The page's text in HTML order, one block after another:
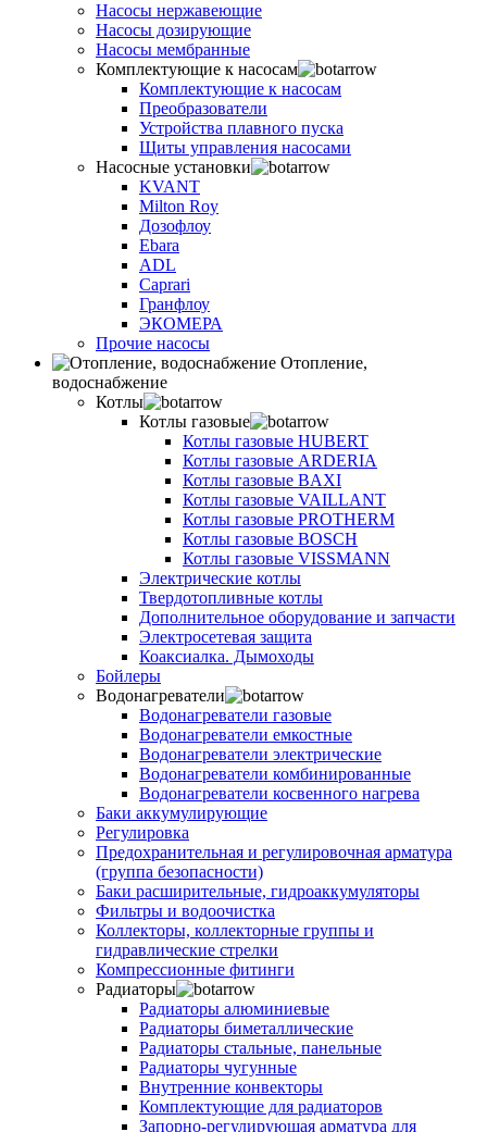
Насосы нержавеющие
Насосы дозирующие
Насосы мембранные
Комплектующие к насосам
Комплектующие к насосам
Преобразователи
Устройства плавного пуска
Щиты управления насосами
Насосные установки
KVANT
Milton Roy
Дозофлоу
Ebara
ADL
Caprari
Гранфлоу
ЭКОМЕРА
Прочие насосы
Отопление,
водоснабжение
Котлы
Котлы газовые
Котлы газовые HUBERT
Котлы газовые ARDERIA
Котлы газовые BAXI
Котлы газовые VAILLANT
Котлы газовые PROTHERM
Котлы газовые BOSCH
Котлы газовые VISSMANN
Электрические котлы
Твердотопливные котлы
Дополнительное оборудование и запчасти
Электросетевая защита
Коаксиалка. Дымоходы
Бойлеры
Водонагреватели
Водонагреватели газовые
Водонагреватели емкостные
Водонагреватели электрические
Водонагреватели комбинированные
Водонагреватели косвенного нагрева
Баки аккумулирующие
Регулировка
Предохранительная и регулировочная арматура
(группа безопасности)
Баки расширительные, гидроаккумуляторы
Фильтры и водоочистка
Коллекторы, коллекторные группы и
гидравлические стрелки
Компрессионные фитинги
Радиаторы
Радиаторы алюминиевые
Радиаторы биметаллические
Радиаторы стальные, панельные
Радиаторы чугунные
Внутренние конвекторы
Комплектующие для радиаторов
Запорно-регулирующая арматура для